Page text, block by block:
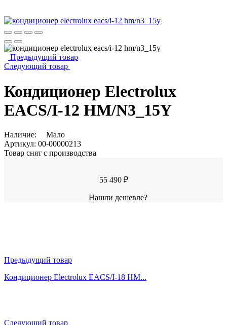
Предыдущий товар
Следующий товар
Кондиционер Electrolux
EACS/I-12 HM/N3_15Y
Наличие:
Мало
Артикул: 00-00000213
Товар снят с производства
55 490 ₽
Нашли дешевле?
Предыдущий товар
Кондиционер Electrolux EACS/I-18 HM...
Следующий товар